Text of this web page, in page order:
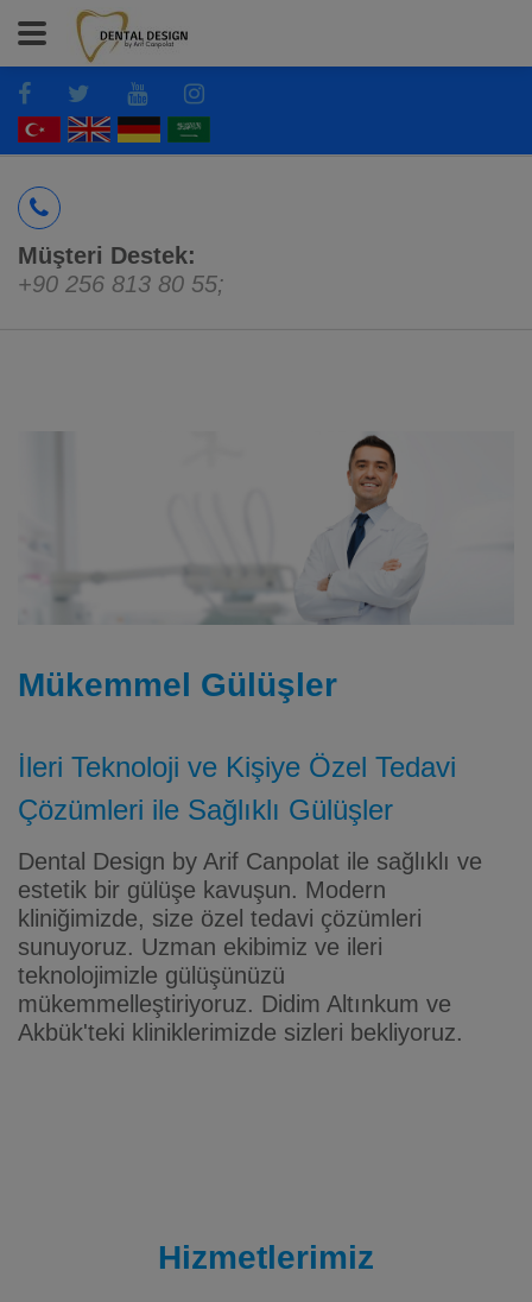
Müşteri Destek:
+90 256 813 80 55;
Mükemmel Gülüşler
İleri Teknoloji ve Kişiye Özel Tedavi
Çözümleri ile Sağlıklı Gülüşler
Dental Design by Arif Canpolat ile sağlıklı ve
estetik bir gülüşe kavuşun. Modern
kliniğimizde, size özel tedavi çözümleri
sunuyoruz. Uzman ekibimiz ve ileri
teknolojimizle gülüşünüzü
mükemmelleştiriyoruz. Didim Altınkum ve
Akbük'teki kliniklerimizde sizleri bekliyoruz.
Hizmetlerimiz